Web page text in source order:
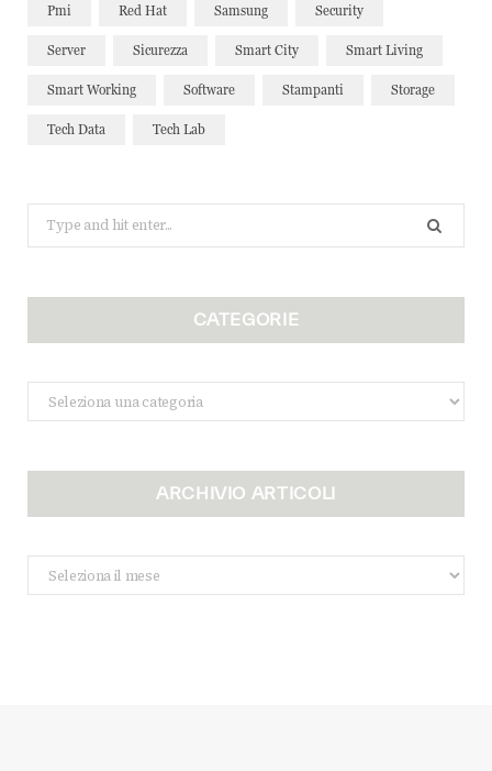
Pmi Red Hat Samsung Security
Server Sicurezza Smart City Smart Living
Smart Working Software Stampanti Storage
Tech Data Tech Lab
Search
for:
CATEGORIE
Categorie
ARCHIVIO ARTICOLI
Archivio
Articoli